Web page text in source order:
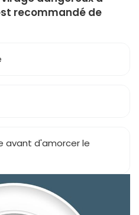
recommandé de
avant d'amorcer le